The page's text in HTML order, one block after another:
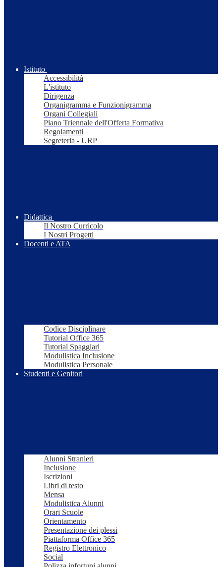
Istituto
Accessibilità
L'istituto
Dirigenza
Organigramma e Funzionigramma
Organi Collegiali
Piano Triennale dell'Offerta Formativa
Regolamenti
Segreteria - URP
Didattica
Il Nostro Curricolo
I Nostri Progetti
Docenti e ATA
Codice Disciplinare
Tutorial Office 365
Tutorial Spaggiari
Modulistica Inclusione
Modulistica Personale
Studenti e Genitori
Alunni Stranieri
Inclusione
Iscrizioni
Libri di testo
Mensa
Modulistica Alunni
Orari Scuole
Orientamento
Presentazione dei plessi
Piattaforma Office 365
Registro Elettronico
Social